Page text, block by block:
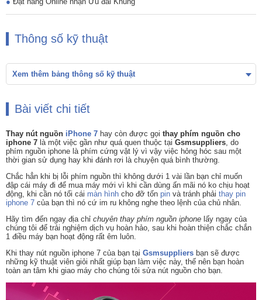
Thông số kỹ thuật
Xem thêm bảng thông số kỹ thuật
Bài viết chi tiết
Thay nút nguồn iPhone 7 hay còn được gọi thay phím nguồn cho
iphone 7 là một việc gần như quá quen thuộc tại Gsmsuppliers, do
phím nguồn iphone là phím cứng vật lý vì vậy việc hỏng hóc sau một
thời gian sử dụng hay khi đánh rơi là chuyện quá bình thường.
Chắc hẳn khi bị lỗi phím nguồn thì không dưới 1 vài lần bạn chỉ muốn
đập cái máy đi để mua máy mới vì khi cần dùng ấn mãi nó ko chịu hoạt
động, khi cần nó tối cái màn hình cho đỡ tốn pin và tránh phải thay pin
iphone 7 của bạn thì nó cứ im ru không nghe theo lệnh của chủ nhân.
Hãy tìm đến ngay địa chỉ chuyên thay phím nguồn iphone lấy ngay của
chúng tôi để trải nghiệm dịch vụ hoàn hảo, sau khi hoàn thiện chắc chắn
1 điều máy bạn hoạt động rất êm luôn.
Khi thay nút nguồn iphone 7 của bạn tại Gsmsuppliers bạn sẽ được
những kỹ thuật viên giỏi nhất giúp bạn làm việc này, thế nên bạn hoàn
toàn an tâm khi giao máy cho chúng tôi sửa nút nguồn cho bạn.